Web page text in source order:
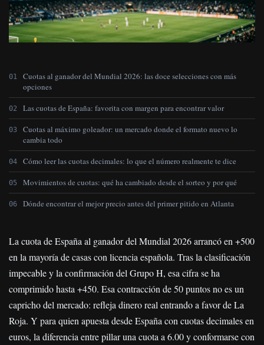
Cuotas al ganador del Mundial 2026: las doce selecciones con más
opciones
Las cuotas de España: favorita con margen para encontrar valor
Cuotas al máximo goleador: un mercado donde el formato nuevo lo
cambia todo
Cómo leer las cuotas decimales: lo que el número realmente te dice
Movimientos de cuotas: qué ha cambiado desde el sorteo y por qué
Dónde encontrar el mejor precio antes del primer pitido en Atlanta
La cuota de España al ganador del Mundial 2026 arrancó en +500
en la mayoría de casas con licencia española. Tras la clasificación
impecable y la confirmación del Grupo H, esa cifra se ha
comprimido hasta +450. Esa contracción de 50 puntos no es un
capricho del mercado: refleja dinero real entrando a favor de La
Roja. Y para quien apuesta desde España con cuotas decimales en
euros, la diferencia entre pillar una cuota a 6.00 y conformarse con